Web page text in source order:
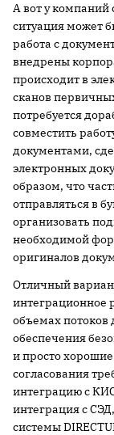
А вот у компаний
ситуация может
работа с
внедрены
происходит в
сканов
потребуется
совместить
документами,
электронных
образом, что
отправляться в
организовать
необходимой
оригиналов
Отличный
интеграционное
объемах
обеспечения
и просто
согласования
интеграцию с
интеграция с
системы